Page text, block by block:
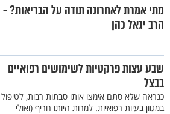
מתי אמרת לאחרונה תודה על הבריאות? -
הרב יגאל כהן
שבע עצות פרקטיות לשימושים רפואיים
בבצל
כנראה שלא סתם אימצו אותו סבתות רבות, לטיפול
במגוון בעיות רפואיות. למרות היותו חריף (ואולי